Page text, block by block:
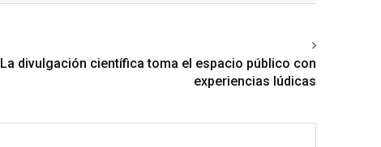
La divulgación científica toma el espacio público con
experiencias lúdicas